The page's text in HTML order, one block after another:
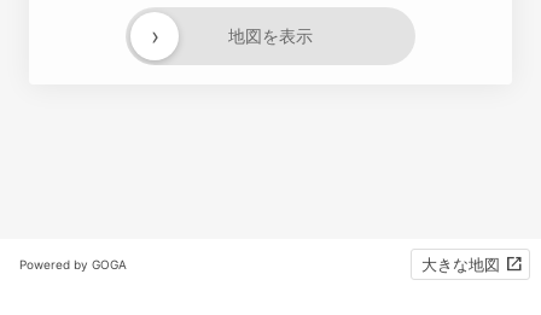
地図を表示
›
Powered by GOGA 大きな地図